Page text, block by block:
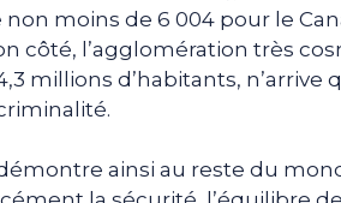
moins de 6 004 pour le
côté, l’agglomération très
millions d’habitants, n’arrive
ainsi au reste du